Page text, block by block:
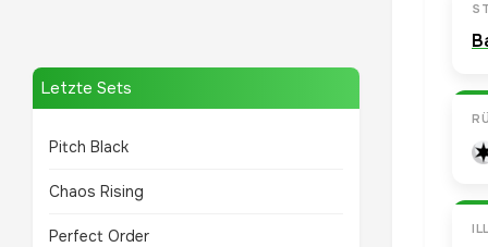
Letzte Sets
Pitch Black
Chaos Rising
Perfect Order